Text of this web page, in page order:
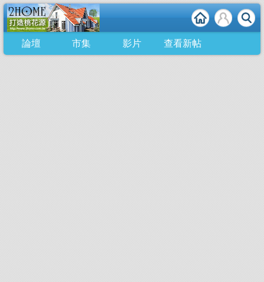
論壇 市集 影片 查看新帖